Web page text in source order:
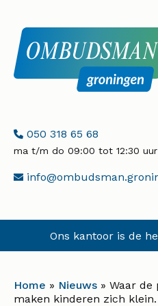
Telefoonnummer:
050 318 65 68
ma t/m do 09:00 tot 12:30 uur
E-
Ons kantoor is de
Home » Nieuws » Waar de
maken kinderen zich klein.